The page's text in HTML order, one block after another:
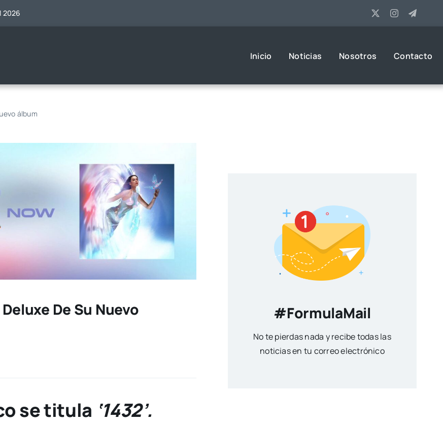
2026
Inicio Noticias Nosotros Contacto
álbum
De Su Nuevo
se titula ‘1432’.
#FormulaMail
No te pierdas nada y recibe todas las
noticias en tu correo electrónico